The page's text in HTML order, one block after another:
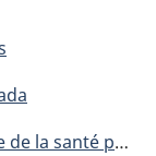
du Canada